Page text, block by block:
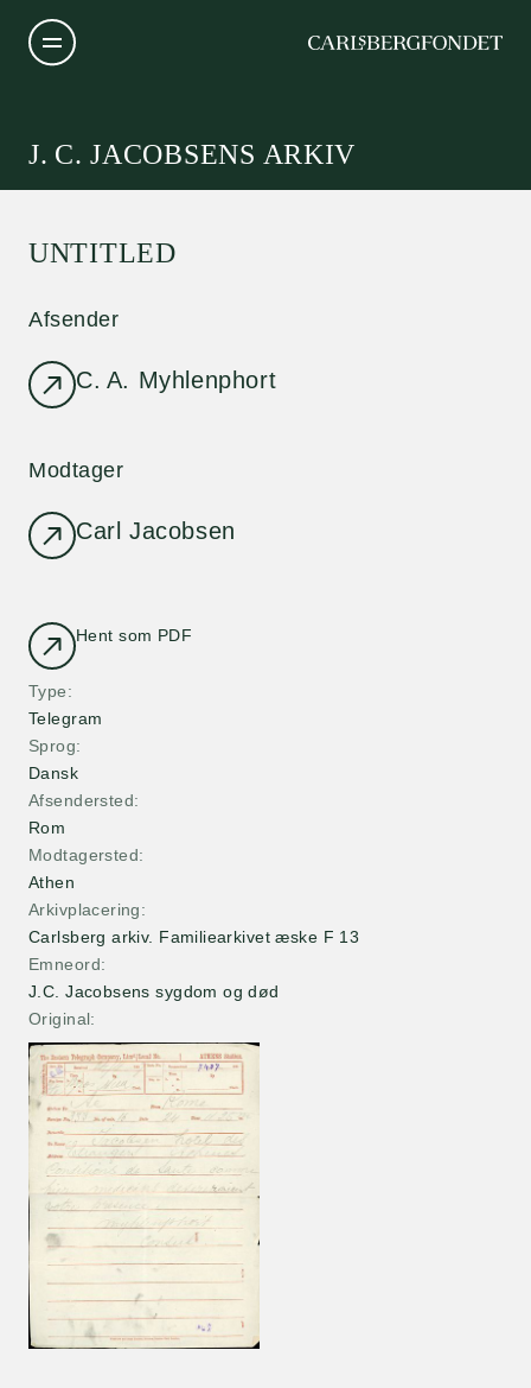
J. C. JACOBSENS ARKIV
Hent som PDF
Type
Telegram
Sprog
Dansk
Afsendersted
Rom
Modtagersted
Athen
Arkivplacering
Carlsberg arkiv. Familiearkivet æske F 13
Emneord
J.C. Jacobsens sygdom og død
Original
UNTITLED
Afsender
C. A. Myhlenphort
Modtager
Carl Jacobsen